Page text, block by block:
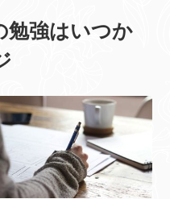
勉強はいつか